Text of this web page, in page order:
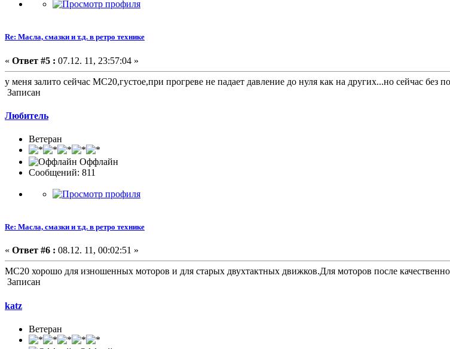
Re: Масла, смазки и т.д. в ретро технике
« Ответ #5 : 07.12. 11, 23:57:04 »
у меня залито сейчас МС20,густое,при прогреве не падает давление до нуля как на других...но сейчас без
Записан
Любитель
Ветеран
Оффлайн
Сообщений: 811
Re: Масла, смазки и т.д. в ретро технике
« Ответ #6 : 08.12. 11, 00:02:51 »
МС20 хорошо для изношенных моторов и для старых двухтактных движков.Для моторов после
Записан
katz
Ветеран